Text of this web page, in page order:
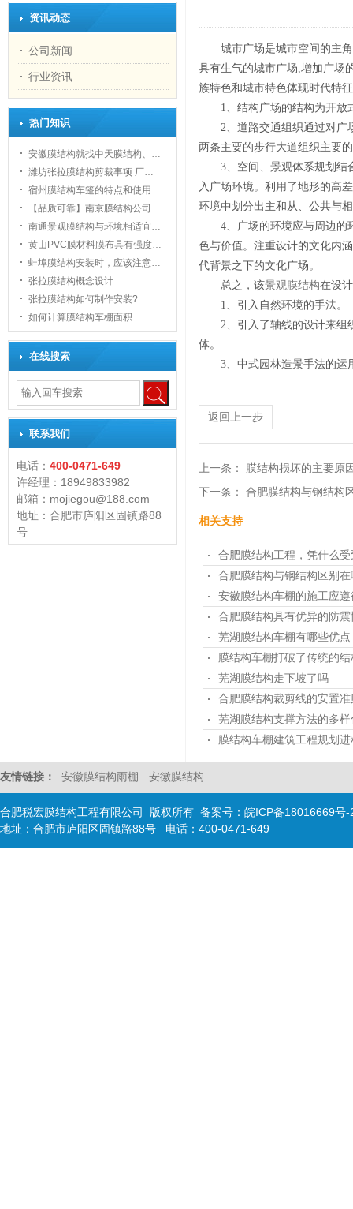
资讯动态
公司新闻
行业资讯
热门知识
安徽膜结构就找中天膜结构、…
潍坊张拉膜结构剪裁事项 厂…
宿州膜结构车篷的特点和使用…
【品质可靠】南京膜结构公司…
南通景观膜结构与环境相适宜…
黄山PVC膜材料膜布具有强度…
蚌埠膜结构安装时，应该注意…
张拉膜结构概念设计
张拉膜结构如何制作安装?
如何计算膜结构车棚面积
在线搜索
联系我们
电话： 400-0471-649
许经理：18949833982
邮箱：mojiegou@188.com
地址：合肥市庐阳区固镇路88
号
城市广场是城市空间的主
具有生气的城市广场,增加广场
族特色和城市特色体现时代特
1、结构广场的结构为开
2、道路交通组织通过对广
两条主要的步行大道组织主要
3、空间、景观体系规划结
入广场环境。利用了地形的高
环境中划分出主和从、公共与
4、广场的环境应与周边的
色与价值。注重设计的文化内
代背景之下的文化广场。
总之，该景观膜结构在设
1、引入自然环境的手法。
2、引入了轴线的设计来组
体。
3、中式园林造景手法的运
返回上一步
上一条： 膜结构损坏的主要原
下一条： 合肥膜结构与钢结构
相关支持
合肥膜结构工程，凭什么
合肥膜结构与钢结构区别
安徽膜结构车棚的施工应
合肥膜结构具有优异的防震
芜湖膜结构车棚有哪些优点
膜结构车棚打破了传统的
芜湖膜结构走下坡了吗
合肥膜结构裁剪线的安置准
芜湖膜结构支撑方法的多样
膜结构车棚建筑工程规划
友情链接： 安徽膜结构雨棚 安徽膜结构
合肥税宏膜结构工程有限公司 版权所有 备案号： 皖ICP备18016669号-
地址：合肥市庐阳区固镇路88号 电话：400-0471-649